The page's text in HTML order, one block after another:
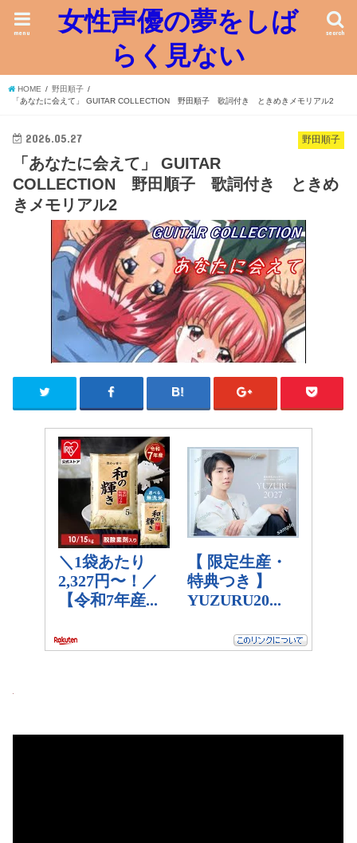
女性声優の夢をしば
らく見ない
search
menu
HOME
野田順子
「あなたに会えて」 GUITAR COLLECTION 野田順子 歌詞付き ときめきメモリアル2
野田順子
2026.05.27
「あなたに会えて」 GUITAR
COLLECTION 野田順子 歌詞付き ときめ
きメモリアル2